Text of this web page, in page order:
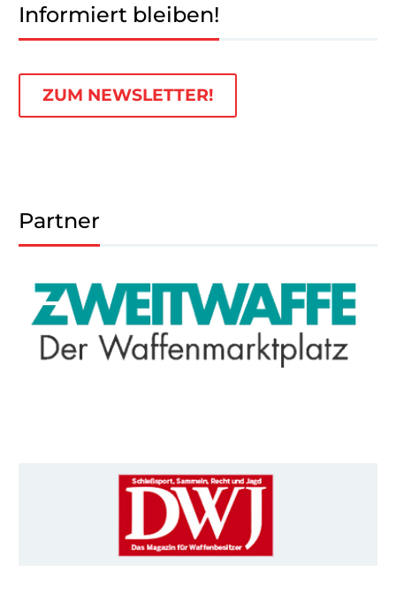
Informiert bleiben!
ZUM NEWSLETTER!
Partner